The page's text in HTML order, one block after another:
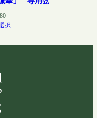
価
格
¥410
択